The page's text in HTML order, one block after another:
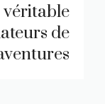
véritable
de